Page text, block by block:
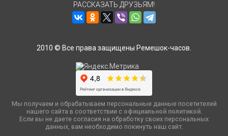
РАССКАЗАТЬ ДРУЗЬЯМ!
2010 © Все права защищены Ремешок-часов.
Мы получаем и обрабатываем персональные данные посетителей
нашего сайта в соответствии с официальной политикой.
Если вы не даете согласия на обработку своих персональных
данных, вам необходимо покинуть наш сайт.